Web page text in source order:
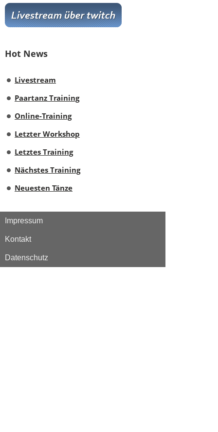
Hot News
Livestream
Paartanz Training
Online-Training
Letzter Workshop
Letztes Training
Nächstes Training
Neuesten Tänze
Impressum
Kontakt
Datenschutz